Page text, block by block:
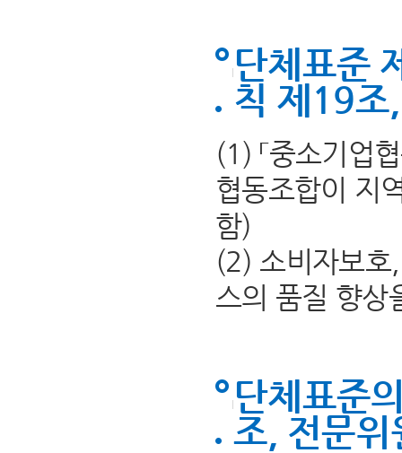
단체표준
칙 제19조
(1) 「중소기업
협동조합이 지
함)
(2) 소비자보호
스의 품질 향상
단체표준
조, 전문위